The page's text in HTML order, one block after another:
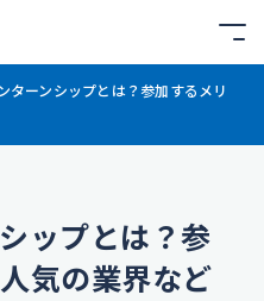
ターンシップとは？参加するメリ
ップとは？参
気の業界など